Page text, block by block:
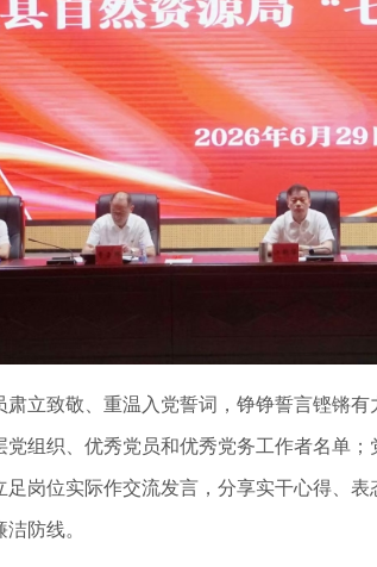
致敬、重温入党誓词，铮铮誓言铿锵有
织、优秀党员和优秀党务工作者名单；
岗位实际作交流发言，分享实干心得、
防线。